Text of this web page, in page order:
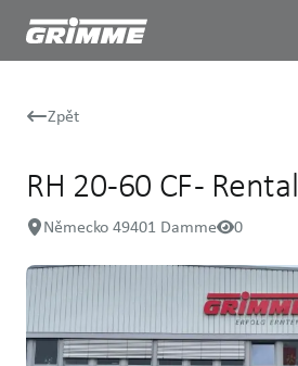
Zpět
RH 20 -60 CF - Rental
Německo 49401 Damme 0